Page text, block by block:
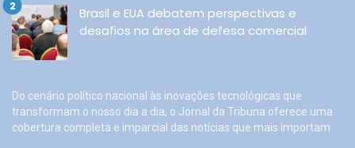
Brasil e EUA debatem perspectivas e
desafios na área de defesa comercial
Do cenário político nacional às inovações tecnológicas que
transformam o nosso dia a dia, o Jornal da Tribuna oferece uma
cobertura completa e imparcial das notícias que mais importam.